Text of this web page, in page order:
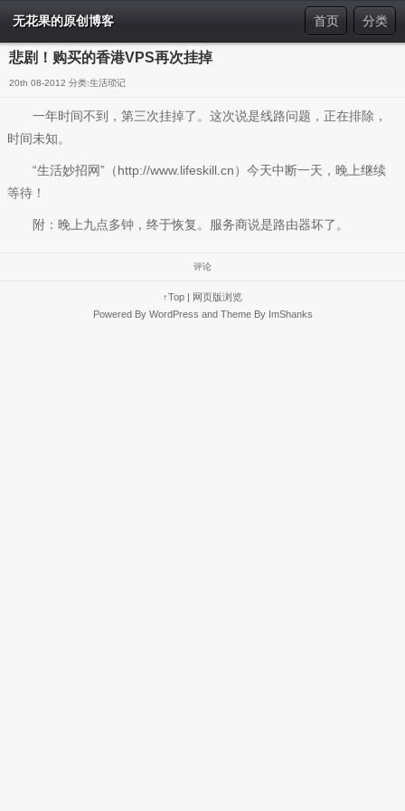
无花果的原创博客 分类
首页
悲剧！购买的香港VPS再次挂掉
20th 08-2012 分类:生活琐记
一年时间不到，第三次挂掉了。这次说是线路问题，正在排除，
时间未知。
“生活妙招网”（http://www.lifeskill.cn）今天中断一天，晚上继续
等待！
附：晚上九点多钟，终于恢复。服务商说是路由器坏了。
评论
↑Top | 网页版浏览
Powered By WordPress and Theme By ImShanks